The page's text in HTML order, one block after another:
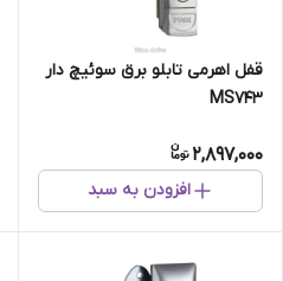
قفل اهرمی تابلو برق سوئیچ دار
MS743
2,897,000
افزودن به سبد